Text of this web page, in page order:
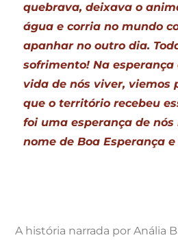
quebrava, deixava o
água e corria no mundo
apanhar no outro dia.
sofrimento! Na
vida de nós viver, viemos
que o território recebeu
foi uma esperança de
nome de Boa Esperança
A história narrada por Anália